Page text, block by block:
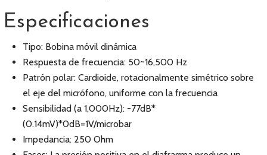
Especificaciones
Tipo: Bobina móvil dinámica
Respuesta de frecuencia: 50~16,500 Hz
Patrón polar: Cardioide, rotacionalmente simétrico sobre
el eje del micrófono, uniforme con la frecuencia
Sensibilidad (a 1,000Hz): -77dB*
(0.14mV)*0dB=1V/microbar
Impedancia: 250 Ohm